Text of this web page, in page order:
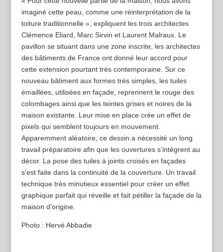
imaginé cette peau, comme une réinterprétation de la
toiture traditionnelle », expliquent les trois architectes
Clémence Eliard, Marc Sirvin et Laurent Malraux. Le
pavillon se situant dans une zone inscrite, les architectes
des bâtiments de France ont donné leur accord pour
cette extension pourtant très contemporaine. Sur ce
nouveau bâtiment aux formes très simples, les tuiles
émaillées, utilisées en façade, reprennent le rouge des
colombages ainsi que les teintes grises et noires de la
maison existante. Leur mise en place crée un effet de
pixels qui semblent toujours en mouvement.
Apparemment aléatoire, ce dessin a nécessité un long
travail préparatoire afin que les ouvertures s’intègrent au
décor. La pose des tuiles à joints croisés en façades
s’est faite dans la continuité de la couverture. Un travail
technique très minutieux essentiel pour créer un effet
graphique parfait qui réveille et fait pétiller la façade de la
maison d’origine.
Photo : Hervé Abbadie